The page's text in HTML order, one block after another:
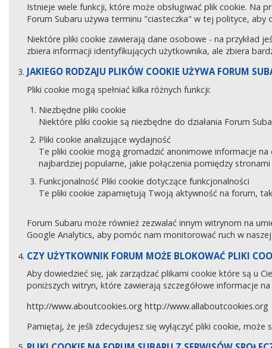
Istnieje wiele funkcji, które może obsługiwać plik cookie. Na
Forum Subaru używa terminu "ciasteczka" w tej polityce,
Niektóre pliki cookie zawierają dane osobowe - na przykład
zbiera informacji identyfikujących użytkownika, ale zbiera
JAKIEGO RODZAJU PLIKÓW COOKIE UŻYWA FORUM
Pliki cookie mogą spełniać kilka różnych funkcji:
Niezbędne pliki cookie
Niektóre pliki cookie są niezbędne do działania Forum
Pliki cookie analizujące wydajność
Te pliki cookie mogą gromadzić anonimowe informacje
najbardziej popularne, jakie połączenia pomiędzy
Funkcjonalność Pliki cookie dotyczące funkcjonalności
Te pliki cookie zapamiętują Twoją aktywność na forum,
Forum Subaru może również zezwalać innym witrynom na
Google Analytics, aby pomóc nam monitorować ruch w
CZY UŻYTKOWNIK FORUM MOŻE BLOKOWAĆ PLIKI
Aby dowiedzieć się, jak zarządzać plikami cookie które są u
poniższych witryn, które zawierają szczegółowe informacje
http://www.aboutcookies.org http://www.allaboutcookies.org
Pamiętaj, że jeśli zdecydujesz się wyłączyć pliki cookie,